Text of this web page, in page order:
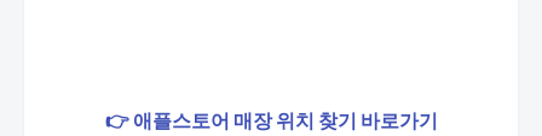
👉 애플스토어 매장 위치 찾기 바로가기